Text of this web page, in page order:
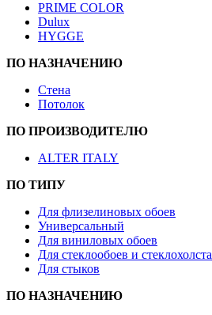
PRIME COLOR
Dulux
HYGGE
ПО НАЗНАЧЕНИЮ
Стена
Потолок
ПО ПРОИЗВОДИТЕЛЮ
ALTER ITALY
ПО ТИПУ
Для флизелиновых обоев
Универсальный
Для виниловых обоев
Для стеклообоев и стеклохолста
Для стыков
ПО НАЗНАЧЕНИЮ